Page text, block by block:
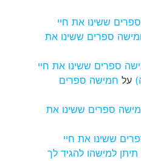
ששינו את חיי
ספרים ששינו את
ספרים ששינו את חיי
על חמישה ספרים
ספרים ששינו את
ששינו את חיי
למישהו להגיד לך